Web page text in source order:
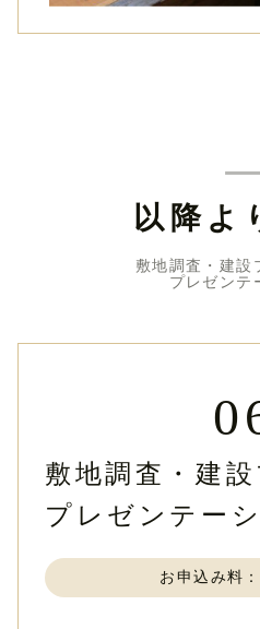
以降よ
敷地調査・建設
プレゼンテ
敷地調査・建設
プレゼンテー
お申込み料